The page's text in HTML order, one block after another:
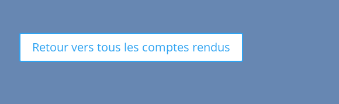
Retour vers tous les comptes rendus